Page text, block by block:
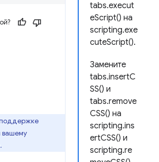
tabs.execut
eScript() на
scripting.exe
cuteScript().
Замените
tabs.insertC
SS() и
tabs.remove
CSS() на
scripting.ins
ertCSS() и
scripting.re
вашему